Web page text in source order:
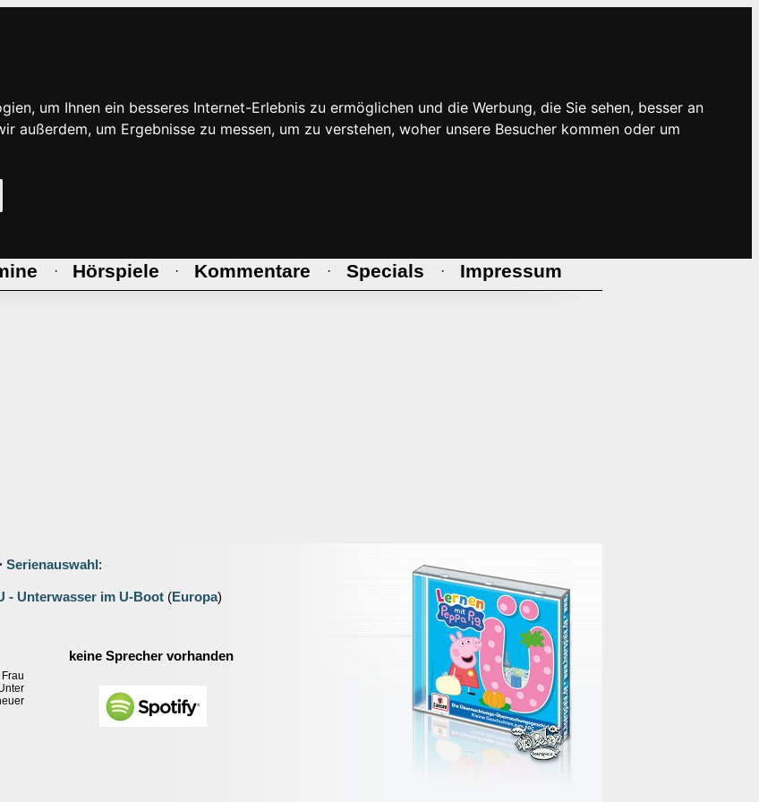
um Ihnen ein besseres Internet-Erlebnis zu ermöglichen und die Werbung, die Sie sehen, besser an
außerdem, um Ergebnisse zu messen, um zu verstehen, woher unsere Besucher kommen oder um
· Hörspiele · Kommentare · Specials · Impressum
Serienauswahl :
- Unterwasser im U-Boot (Europa)
keine Sprecher vorhanden